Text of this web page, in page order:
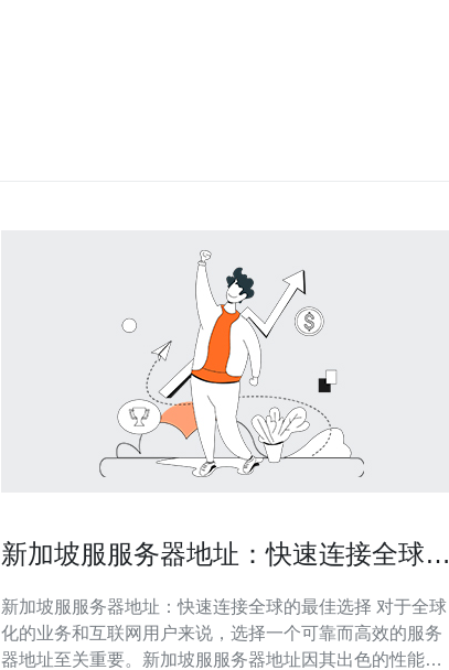
新加坡服服务器地址：快速连接全球的
新加坡服服务器地址：快速连接全球的最佳选择 对于全球
化的业务和互联网用户来说，选择一个可靠而高效的服务
器地址至关重要。新加坡服服务器地址因其出色的性能和